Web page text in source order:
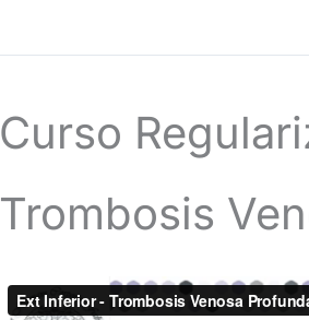
Curso
Trombosis